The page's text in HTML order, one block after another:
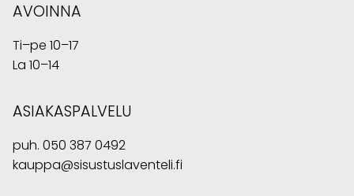
AVOINNA
Ti–pe 10–17
La 10–14
ASIAKASPALVELU
puh. 050 387 0492
kauppa@sisustuslaventeli.fi